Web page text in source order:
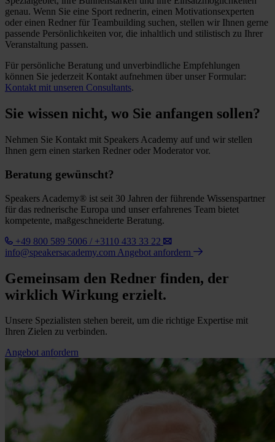
genau. Wenn Sie eine Sport rednerin, einen Motivationsexperten
oder einen Redner für Teambuilding suchen, stellen wir Ihnen gerne
passende Persönlichkeiten vor, die inhaltlich und stilistisch zu Ihrer
Veranstaltung passen.
Für persönliche Beratung und unverbindliche Empfehlungen
können Sie jederzeit Kontakt aufnehmen über unser Formular:
Kontakt mit unseren Consultants.
Sie wissen nicht, wo Sie anfangen sollen?
Nehmen Sie Kontakt mit Speakers Academy auf und wir stellen
Ihnen gern einen starken Redner oder Moderator vor.
Beratung gewünscht?
Speakers Academy® ist seit 30 Jahren der führende Wissenspartner
für das rednerische Europa und unser erfahrenes Team bietet
kompetente, maßgeschneiderte Beratung.
+49 800 589 5006 / +3110 433 33 22
info@speakersacademy.com Angebot anfordern
Gemeinsam den Redner finden, der
wirklich Wirkung erzielt.
Unsere Spezialisten stehen bereit, um die richtige Expertise mit
Ihren Zielen zu verbinden.
Angebot anfordern